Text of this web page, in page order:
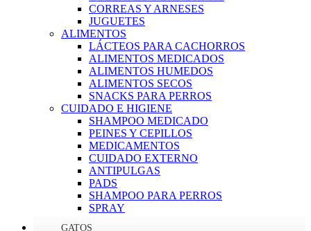
CORREAS Y ARNESES
JUGUETES
ALIMENTOS
LÁCTEOS PARA CACHORROS
ALIMENTOS MEDICADOS
ALIMENTOS HUMEDOS
ALIMENTOS SECOS
SNACKS PARA PERROS
CUIDADO E HIGIENE
SHAMPOO MEDICADO
PEINES Y CEPILLOS
MEDICAMENTOS
CUIDADO EXTERNO
ANTIPULGAS
PADS
SHAMPOO PARA PERROS
SPRAY
GATOS